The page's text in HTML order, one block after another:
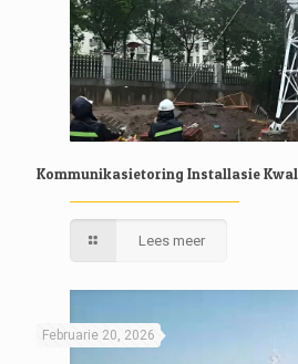
Kommunikasietoring Installasie
Lees meer
Februarie 20, 2026